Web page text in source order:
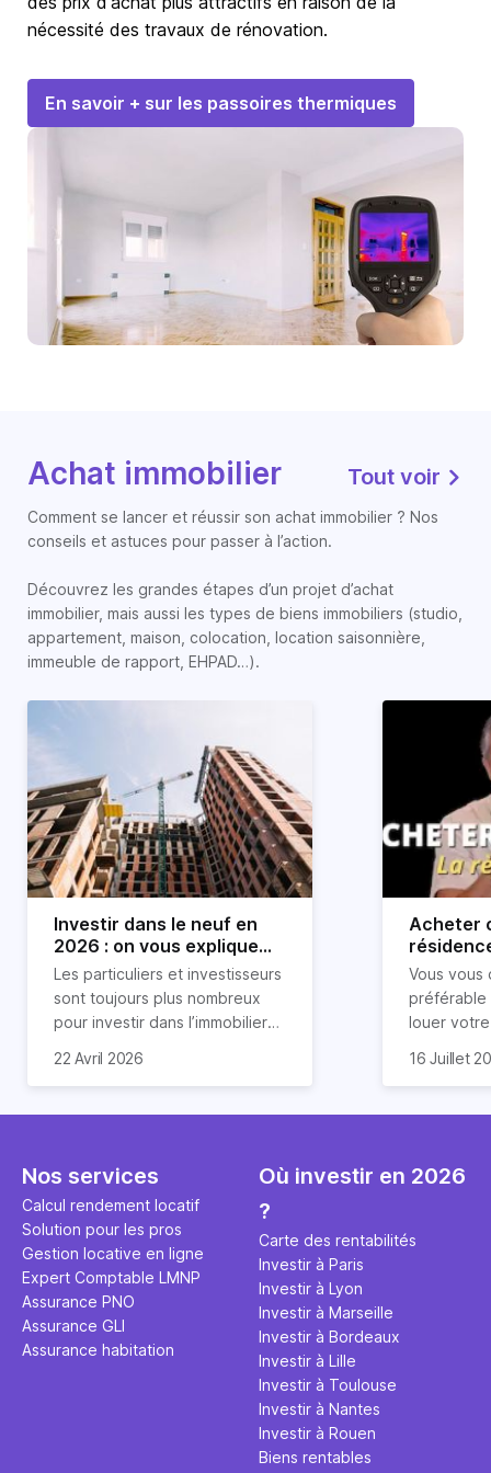
nécessité des travaux de rénovation.
En savoir + sur les passoires thermiques
Achat immobilier Tout voir
Comment se lancer et réussir son achat immobilier ? Nos
conseils et astuces pour passer à l’action.
Découvrez les grandes étapes d’un projet d’achat
immobilier, mais aussi les types de biens immobiliers (studio,
appartement, maison, colocation, location saisonnière,
immeuble de rapport, EHPAD…).
Investir dans le neuf en
2026 : on vous explique
tout !
Les particuliers et investisseurs
sont toujours plus nombreux
pour investir dans l’immobilier
nombreux avantages à choisir
expliquons tout dans cet
22 Avril 2026
Acheter
règle
révélée
Vous vous
préférable
louer
expert en
règle
ce secret
l'argent
principale
études et
16 Juillet
Nos services
Calcul rendement locatif
Solution pour les pros
Gestion locative en ligne
Expert Comptable LMNP
Assurance PNO
Assurance GLI
Assurance habitation
Où investir en 2026
?
Carte des rentabilités
Investir à Paris
Investir à Lyon
Investir à Marseille
Investir à Bordeaux
Investir à Lille
Investir à Toulouse
Investir à Nantes
Investir à Rouen
Biens rentables